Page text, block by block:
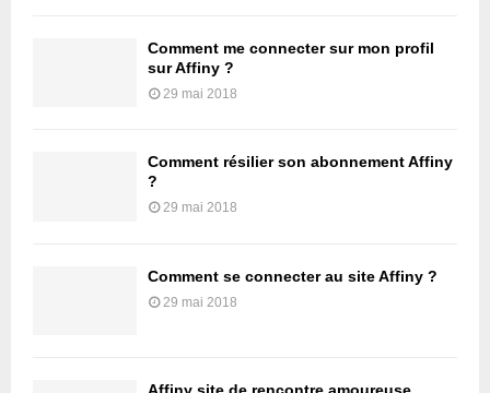
Comment me connecter sur mon profil
sur Affiny ?
29 mai 2018
Comment résilier son abonnement Affiny
?
29 mai 2018
Comment se connecter au site Affiny ?
29 mai 2018